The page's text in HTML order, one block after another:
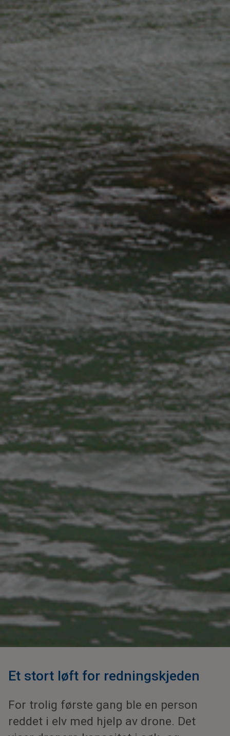
Et stort løft for redningskjeden
For trolig første gang ble en person
reddet i elv med hjelp av drone. Det